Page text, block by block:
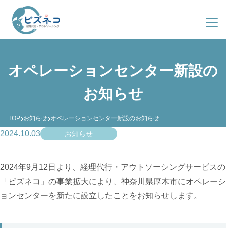
ビズネコとは？
導入までの流れ
導入事例
会社概要
03-4363-8548 (平日 9:00-19:00)
資料ダウンロード
オペレーションセンター新設の
お知らせ
TOP お知らせ オペレーションセンター新設のお知らせ
2024.10.03 お知らせ
2024年9月12日より、経理代行・アウトソーシングサービスの
「ビズネコ」の事業拡大により、神奈川県厚木市にオペレーシ
ョンセンターを新たに設立したことをお知らせします。